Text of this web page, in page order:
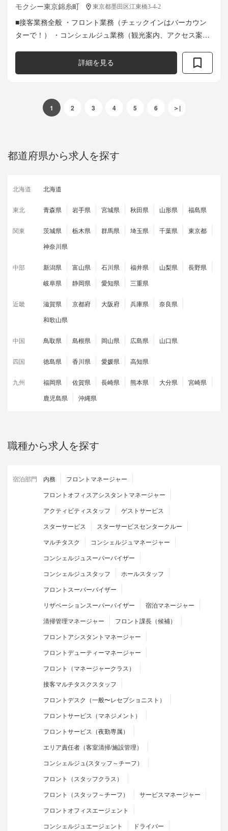
モクシー東京錦糸町 東京都墨田区江東橋3-4-2
■接客業務全般 ・フロント業務（チェックインはバーカウン
ターで！） ・コンシェルジュ業務（観光案内、アクセス案内
清掃はアウトソーシン...詳細を見る
1 2 3 4 5 6 ＞|
都道府県から求人を探す
北海道 北海道
東北 青森県 岩手県 宮城県 秋田県 山形県 福島県
関東 茨城県 栃木県 群馬県 埼玉県 千葉県
東京都
神奈川県
中部 新潟県 富山県 石川県 福井県 山梨県
長野県
岐阜県
静岡県 愛知県 三重県
近畿 滋賀県 京都府 大阪府 兵庫県
奈良県
和歌山県
中国 鳥取県 島根県 岡山県 広島県 山口県
四国 徳島県 香川県 愛媛県 高知県
九州 福岡県 佐賀県 長崎県 熊本県 大分県
宮崎県
鹿児島県
沖縄県
職種から求人を探す
宿泊部門 内務
フロントマネージャー
フロントオフィスアシスタントマネージャー
アクティビティスタッフ
ゲストサービス
スターサービス
スターサービスセンタークルー
マルチタスク
コンシェルジュマネージャー
コンシェルジュスーパーバイザー
コンシェルジュスタッフ
ホールスタッフ
フロントスーパーバイザー
リザベーションスーパーバイザー
宿泊マネージャー
清掃管理マネージャー
フロント課長（候補）
フロントアシスタントマネージャー
フロントデューティーマネージャー
フロント（マネージャークラス）
接客マルチタスクスタッフ
フロントデスク（一般〜レセプショニスト）
フロントサービス（マネジメント）
フロントサービス（夜勤専属）
エリア責任者（客室清掃/施設管理）
コンシェルジュ(スタッフ～チーフ）
フロント（スタッフクラス）
フロント（スタッフ～チーフ）
サービスマネージャー
フロントオフィスエージェント
コンシェルジュエージェント
ドライバー